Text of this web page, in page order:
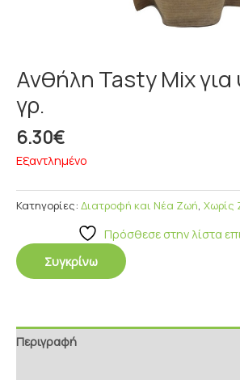
Ανθήλη Tasty Mix
γρ.
6.30€
Εξαντλημένο
Κατηγορίες: Διατροφή και Νέα Ζωή, Χωρίς
Πρόσθεσε στην λίστα
Συγκρίνω
Περιγραφή